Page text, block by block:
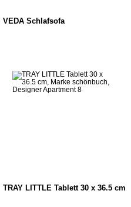
VEDA Schlafsofa
TRAY LITTLE Tablett 30 x 36.5 cm